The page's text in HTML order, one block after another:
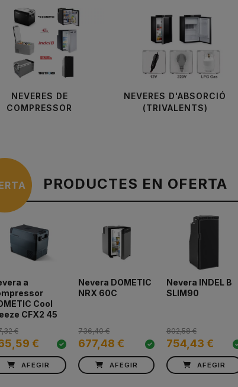
NEVERES DE
COMPRESSOR
NEVERES D'ABSORCIÓ
(TRIVALENTS)
PRODUCTES EN OFERTA
a
Cool
CFX2 45
€
€
AFEGIR
Nevera DOMETIC
NRX 60C
677,48 €
736,40 €
AFEGIR
Nevera INDEL B
SLIM90
754,43 €
802,58 €
AFEGIR